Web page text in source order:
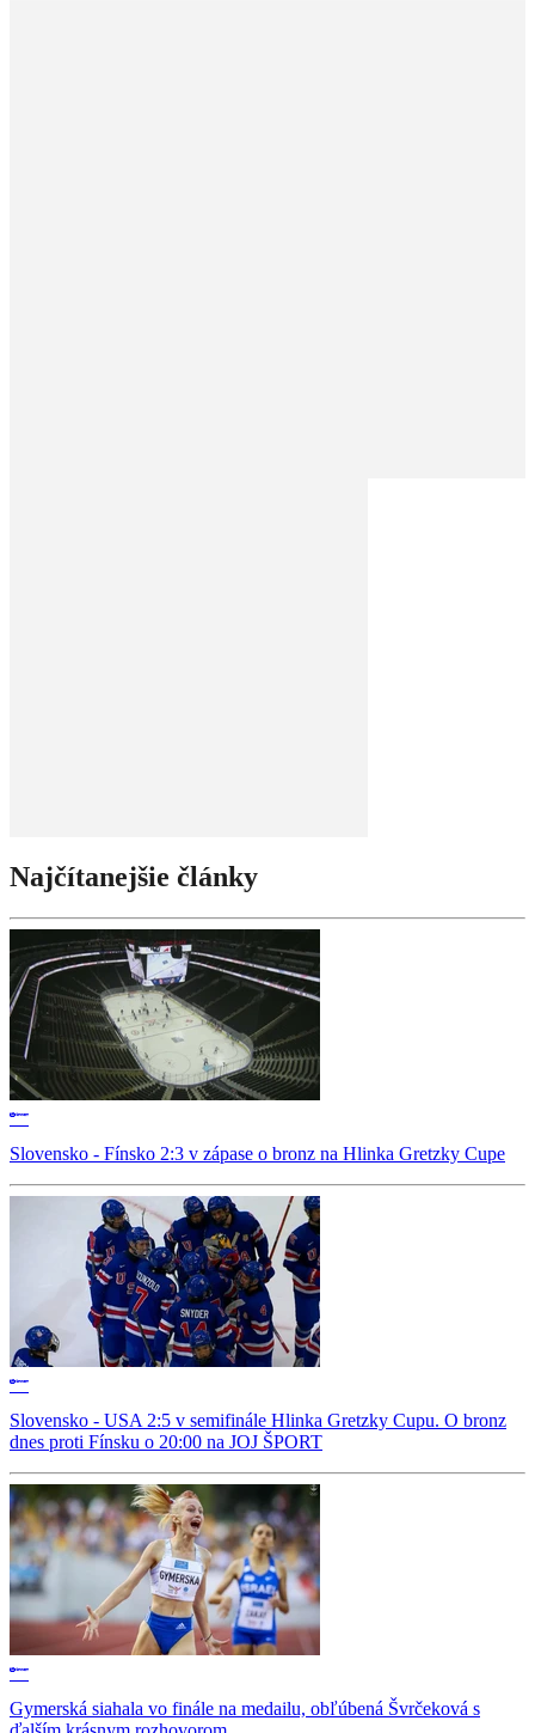
Najčítanejšie články
Slovensko - Fínsko 2:3 v zápase o bronz na Hlinka Gretzky Cupe
Slovensko - USA 2:5 v semifinále Hlinka Gretzky Cupu. O bronz
dnes proti Fínsku o 20:00 na JOJ ŠPORT
Gymerská siahala vo finále na medailu, obľúbená Švrčeková s